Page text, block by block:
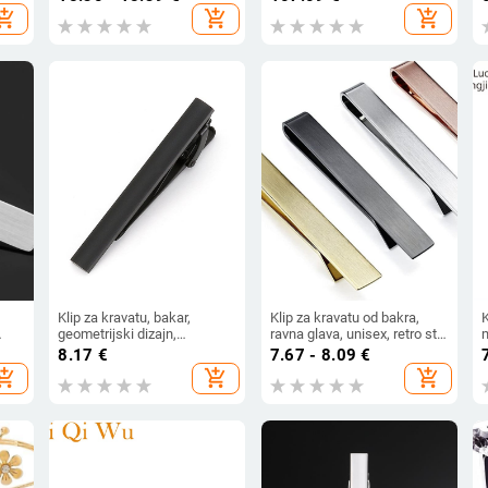
add_shopping_cart
elektroplatirano, mogućnost
prilagodbe
add_shopping_cart
Klip za kravatu, bakar,
geometrijski dizajn,
elektroplatiranje, muški
8.17 €
add_shopping_cart
Klip za kravatu od bakra,
ravna glava, unisex, retro stil,
elektroplatiran, zasebno
7.67 - 8.09 €
add_shopping_cart